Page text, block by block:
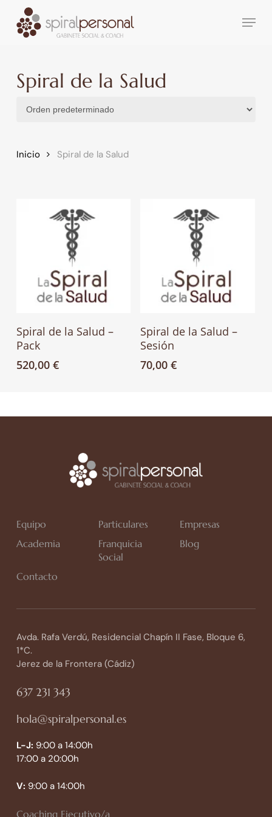
main
Menu
Spiral de la Salud
Inicio Spiral de la Salud
Añadir Al Carrito
Spiral de la Salud –
Pack
520,00 €
Añadir Al Carrito
Spiral de la Salud –
Sesión
70,00€
Equipo Particulares
Empresas
Academia
Franquicia
Social
Blog
Contacto
Avda. Rafa Verdú, Residencial Chapín II Fase, Bloque 6,
1*C.
Jerez de la Frontera (Cádiz)
637 231 343
hola@spiralpersonal.es
L-J: 9:00 a 14:00h
17:00 a 20:00h
V: 9:00 a 14:00h
Coaching Ejecutivo/a